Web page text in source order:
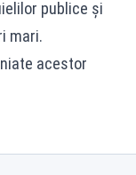
publice și
mari.
acestor